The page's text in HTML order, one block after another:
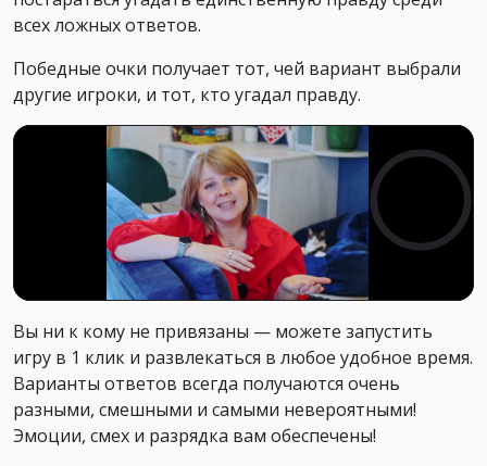
всех ложных ответов.
Победные очки получает тот, чей вариант выбрали
другие игроки, и тот, кто угадал правду.
Вы ни к кому не привязаны — можете запустить
игру в 1 клик и развлекаться в любое удобное время.
Варианты ответов всегда получаются очень
разными, смешными и самыми невероятными!
Эмоции, смех и разрядка вам обеспечены!